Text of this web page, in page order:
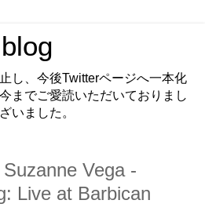
し、今後Twitterページへ一本化
までご愛読いただいておりまし
いました。
Vega -
Live at Barbican